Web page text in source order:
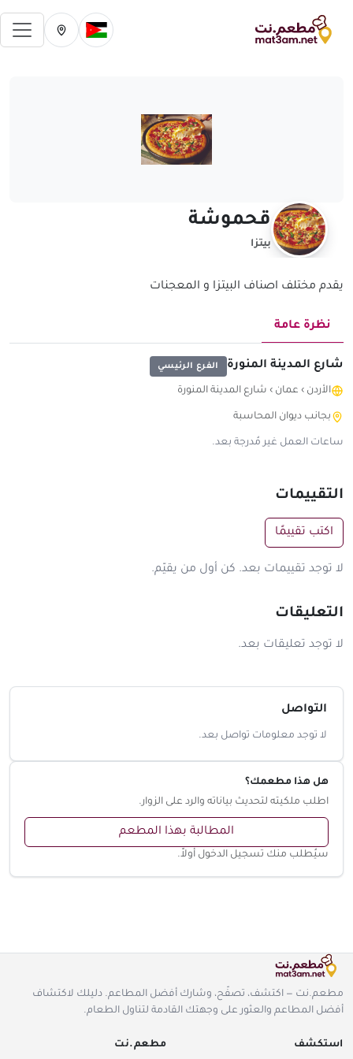
تغيير الدولة الحالية
تغيير المدينة
قحموشة
بيتزا
يقدم مختلف اصناف البيتزا و المعجنات
نظرة عامة
شارع المدينة المنورة الفرع الرئيسي
الأردن › عمان › شارع المدينة المنورة
بجانب ديوان المحاسبة
ساعات العمل غير مُدرجة بعد.
التقييمات
اكتب تقييمًا
لا توجد تقييمات بعد. كن أول من يقيّم.
التعليقات
لا توجد تعليقات بعد.
التواصل
لا توجد معلومات تواصل بعد.
هل هذا مطعمك؟
اطلب ملكيته لتحديث بياناته والرد على الزوار.
المطالبة بهذا المطعم
سيُطلب منك تسجيل الدخول أولاً.
مطعم.نت — اكتشف، تصفّح، وشارك أفضل المطاعم. دليلك لاكتشاف
أفضل المطاعم والعثور على وجهتك القادمة لتناول الطعام.
استكشف مطعم.نت